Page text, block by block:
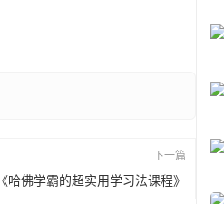
下一篇
《哈佛学霸的超实用学习法课程》